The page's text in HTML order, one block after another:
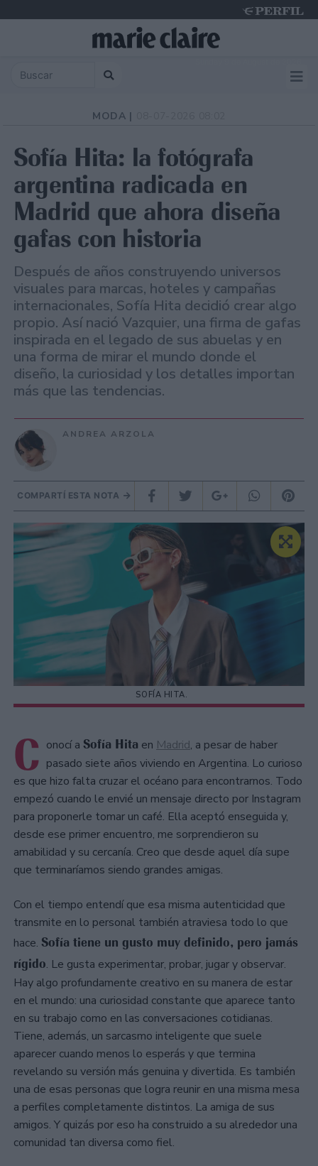
MODA |
Sofía Hita: la fotógrafa
argentina radicada en
Madrid que ahora diseña
gafas con historia
Después de años construyendo universos
visuales para marcas, hoteles y campañas
internacionales, Sofía Hita decidió crear algo
propio. Así nació Vazquier, una firma de gafas
inspirada en el legado de sus abuelas y en
una forma de mirar el mundo donde el
diseño, la curiosidad y los detalles importan
más que las tendencias.
ANDREA ARZOLA
COMPARTÍ ESTA NOTA
SOFÍA HITA.
C onocí a Sofía Hita en Madrid, a pesar de haber
pasado siete años viviendo en Argentina. Lo curioso
es que hizo falta cruzar el océano para encontrarnos. Todo
empezó cuando le envié un mensaje directo por Instagram
para proponerle tomar un café. Ella aceptó enseguida y,
desde ese primer encuentro, me sorprendieron su
amabilidad y su cercanía. Creo que desde aquel día supe
que terminaríamos siendo grandes amigas.
Con el tiempo entendí que esa misma autenticidad que
transmite en lo personal también atraviesa todo lo que
hace. Sofía tiene un gusto muy definido, pero jamás
rígido. Le gusta experimentar, probar, jugar y observar.
Hay algo profundamente creativo en su manera de estar
en el mundo: una curiosidad constante que aparece tanto
en su trabajo como en las conversaciones cotidianas.
Tiene, además, un sarcasmo inteligente que suele
aparecer cuando menos lo esperás y que termina
revelando su versión más genuina y divertida. Es también
una de esas personas que logra reunir en una misma mesa
a perfiles completamente distintos. La amiga de sus
amigos. Y quizás por eso ha construido a su alrededor una
comunidad tan diversa como fiel.